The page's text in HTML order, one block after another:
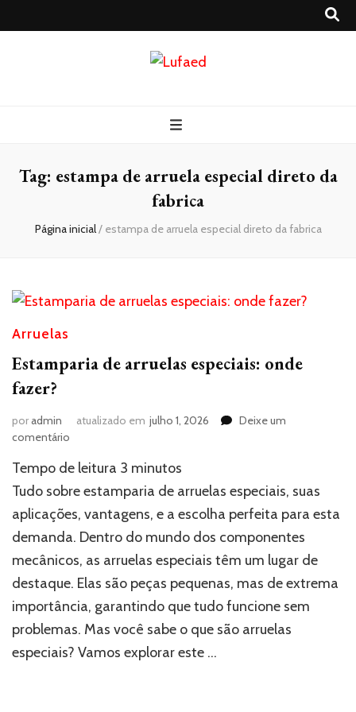
Tag: estampa de arruela especial direto da
fabrica
Página inicial/ estampa de arruela especial direto da fabrica
Arruelas
Estamparia de arruelas especiais: onde
fazer?
poradmin atualizado em julho 1, 2026
Deixe um
comentário
de
arruelas
onde
fazer?
Tempo de leitura 3 minutos
Tudo sobre estamparia de arruelas especiais, suas
aplicações, vantagens, e a escolha perfeita para esta
demanda. Dentro do mundo dos componentes
mecânicos, as arruelas especiais têm um lugar de
destaque. Elas são peças pequenas, mas de extrema
importância, garantindo que tudo funcione sem
problemas. Mas você sabe o que são arruelas
especiais? Vamos explorar este …